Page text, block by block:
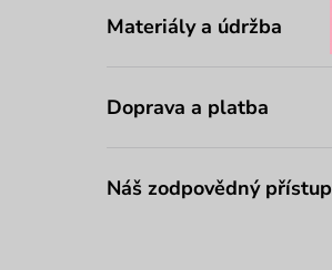
Materiály a údržba
Doprava a platba
Náš zodpovědný přístup